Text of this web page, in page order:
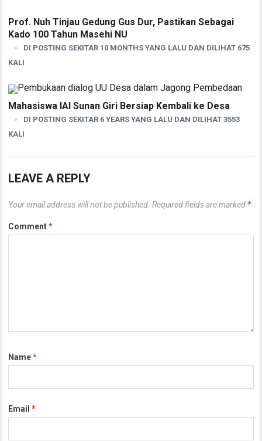
Prof. Nuh Tinjau Gedung Gus Dur, Pastikan Sebagai
Kado 100 Tahun Masehi NU
DI POSTING SEKITAR 10 MONTHS YANG LALU DAN DILIHAT 675
KALI
Mahasiswa IAI Sunan Giri Bersiap Kembali ke Desa
DI POSTING SEKITAR 6 YEARS YANG LALU DAN DILIHAT 3553
KALI
LEAVE A REPLY
Your email address will not be published. Required fields are marked *
Comment*
Name*
Email*